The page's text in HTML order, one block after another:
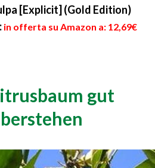
[Explicit] (Gold Edition)
in offerta su Amazon a: 12,69€
gut